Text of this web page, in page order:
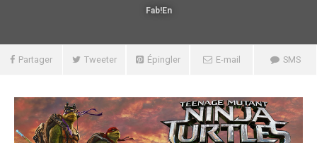
Fab!en
Partager Tweeter Épingler E-mail SMS